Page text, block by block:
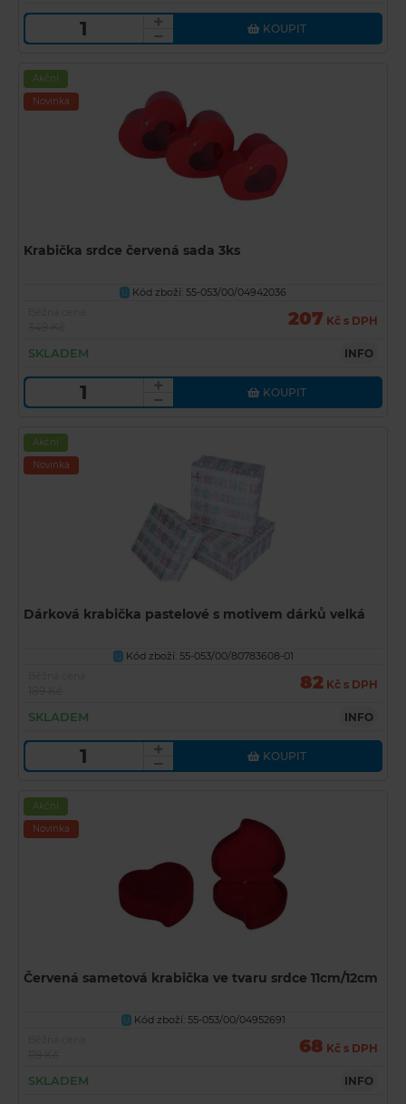
KOUPIT
Akční
Novinka
Krabička srdce červená sada 3ks
U
Kód zboží: 55-053/00/04942036
207 Kč s DPH
SKLADEM INFO
KOUPIT
Akční
Novinka
Dárková krabička pastelové s motivem dárků velká
U Kód zboží: 55-053/00/80783608-01
82 Kč s DPH
SKLADEM INFO
KOUPIT
Akční
Novinka
Červená sametová krabička ve tvaru srdce 11cm/12cm
U Kód zboží: 55-053/00/04952691
68 Kč s DPH
SKLADEM INFO